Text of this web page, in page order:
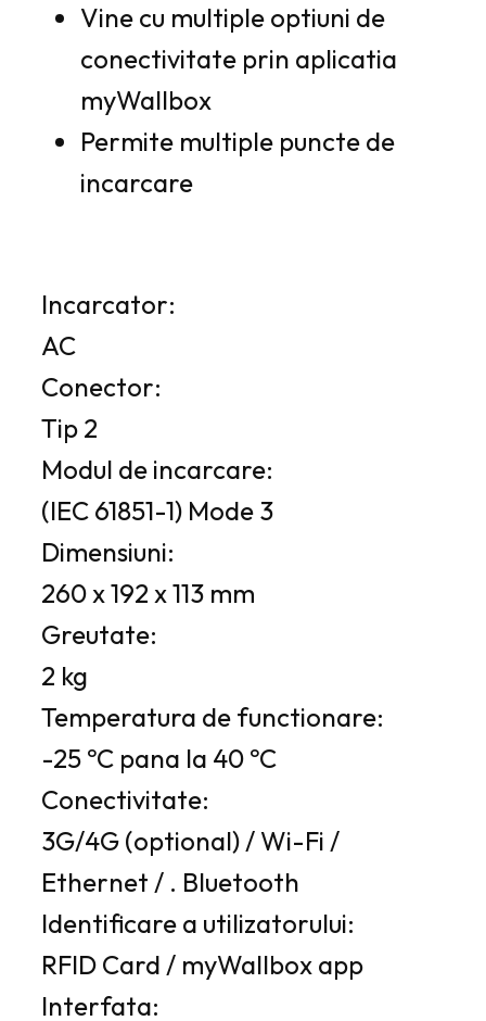
Vine cu multiple optiuni de
conectivitate prin aplicatia
myWallbox
Permite multiple puncte de
incarcare
Incarcator:
AC
Conector:
Tip 2
Modul de incarcare:
(IEC 61851-1) Mode 3
Dimensiuni:
260 x 192 x 113 mm
Greutate:
2 kg
Temperatura de functionare:
-25 ºC pana la 40 ºC
Conectivitate:
3G/4G (optional) / Wi-Fi /
Ethernet / . Bluetooth
Identificare a utilizatorului:
RFID Card / myWallbox app
Interfata: